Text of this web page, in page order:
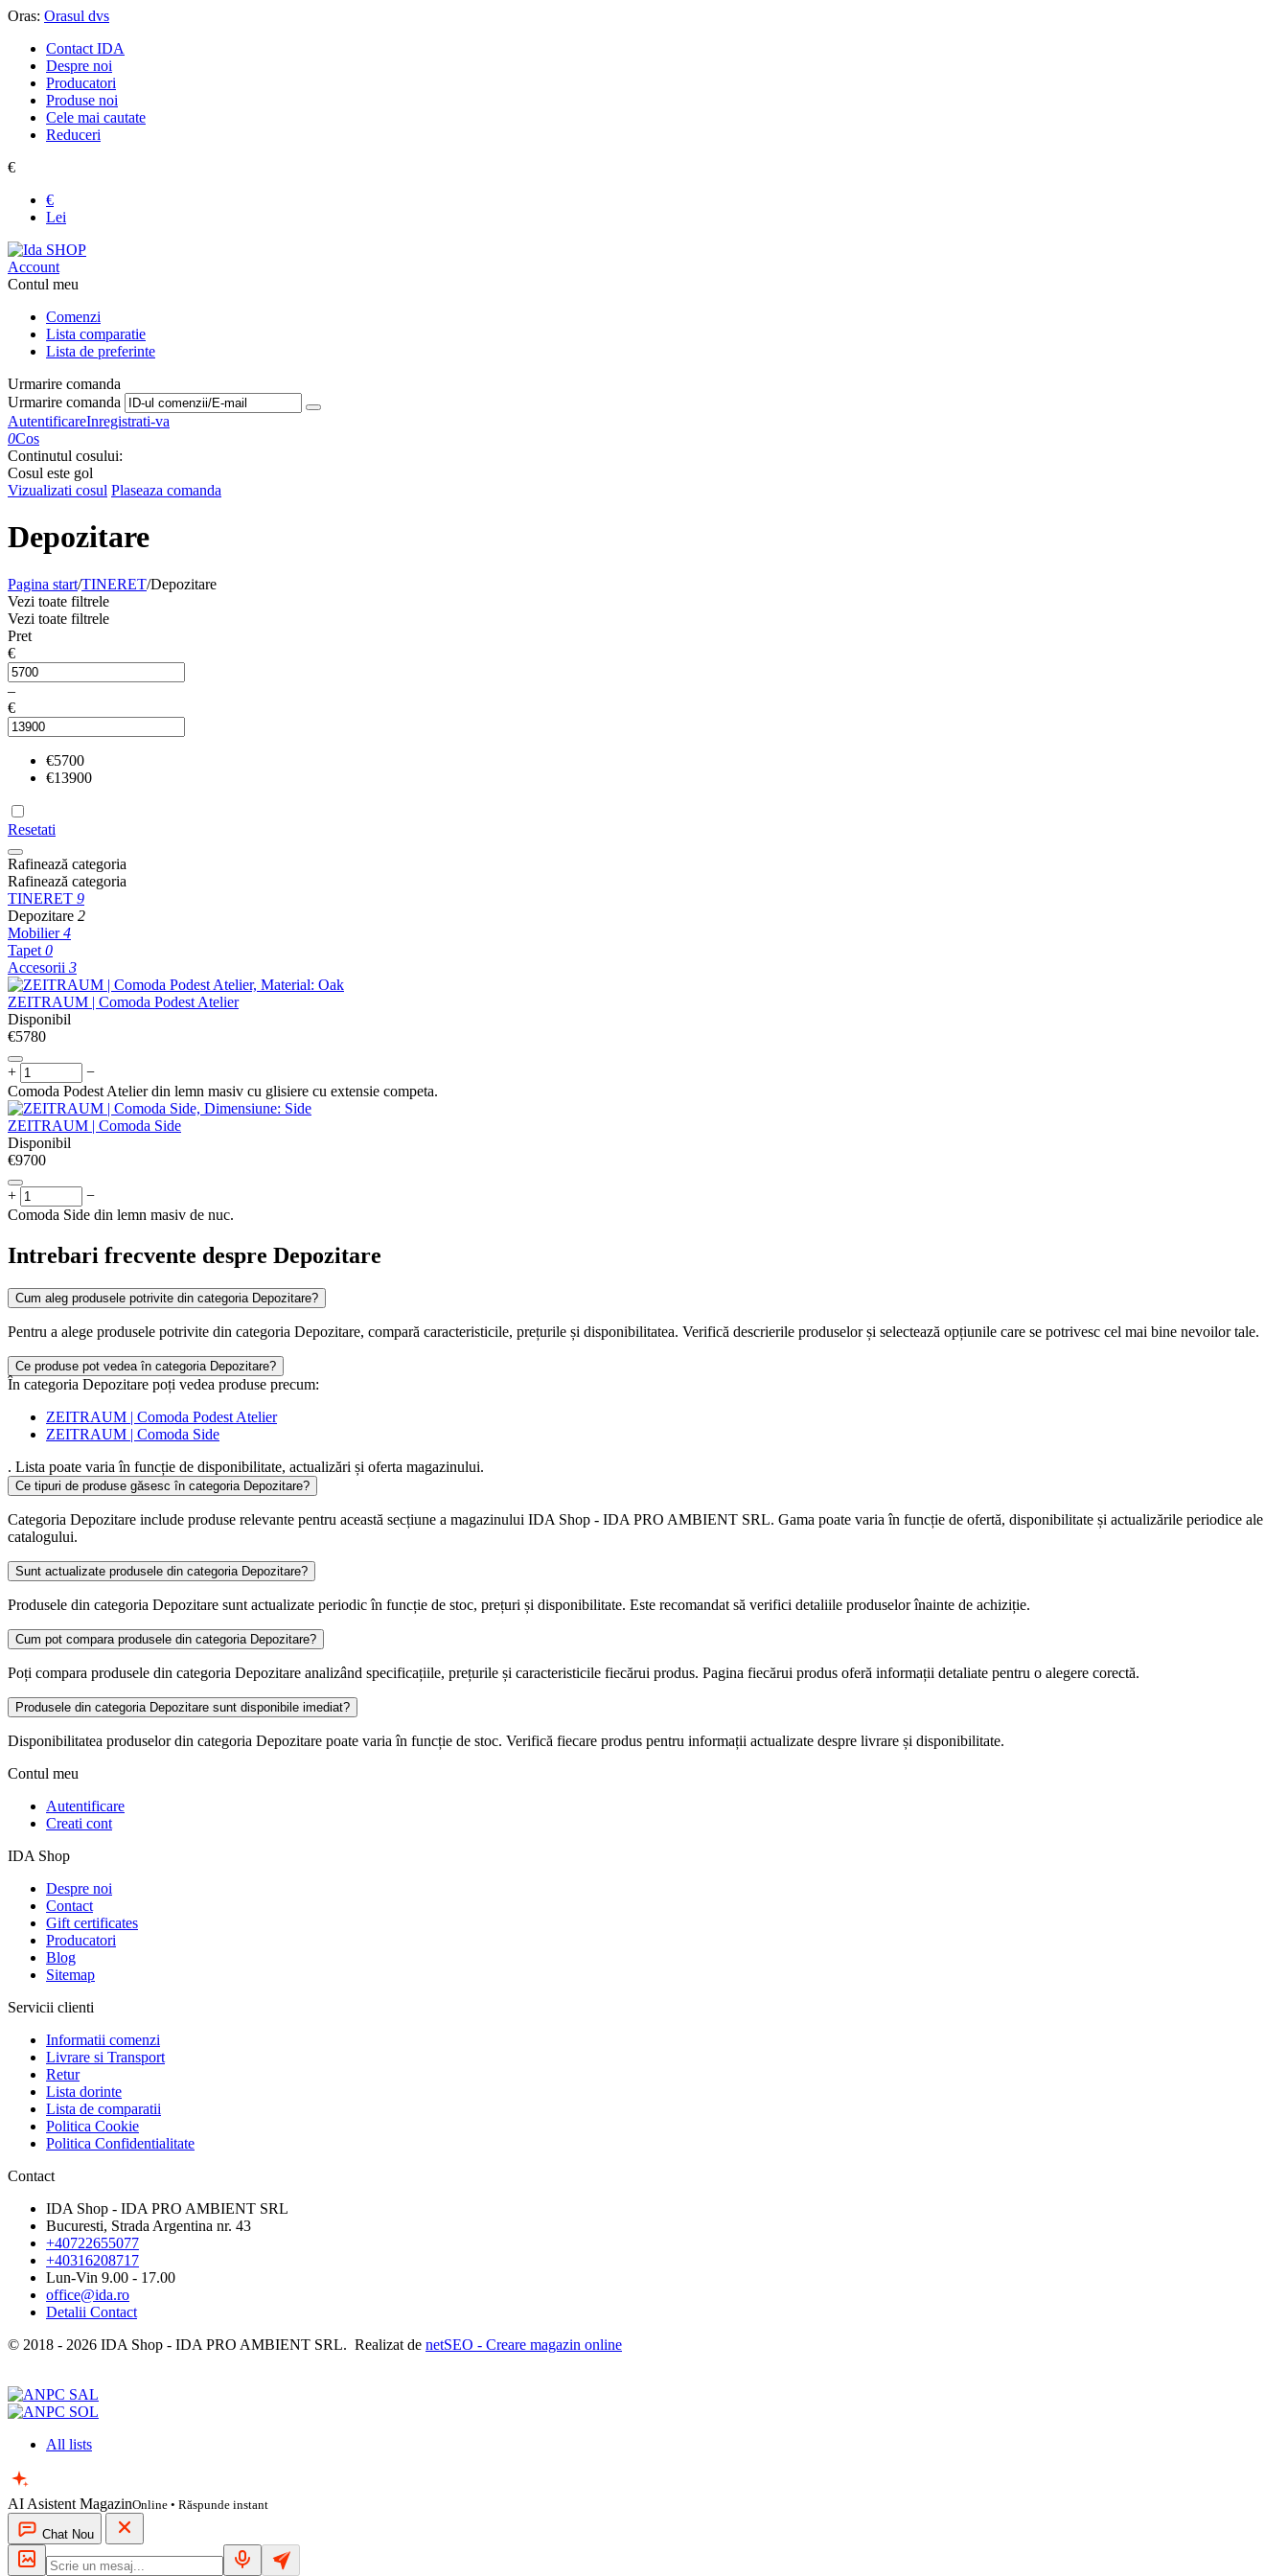
Oras: Orasul dvs
Contact IDA
Despre noi
Producatori
Produse noi
Cele mai cautate
Reduceri
€
€
Lei
Account
Contul meu
Comenzi
Lista comparatie
Lista de preferinte
Urmarire comanda
Urmarire comanda
AutentificareInregistrati-va
0Cos
Continutul cosului:
Cosul este gol
Vizualizati cosul Plaseaza comanda
Depozitare
Pagina start/TINERET/Depozitare
Vezi toate filtrele
Vezi toate filtrele
Pret
€
–
€
€5700
€13900
Resetati
Rafinează categoria
Rafinează categoria
TINERET 9
Depozitare 2
Mobilier4
Tapet 0
Accesorii 3
ZEITRAUM | Comoda Podest Atelier
Disponibil
€‍5780‍
+
−
Comoda Podest Atelier din lemn masiv cu glisiere cu extensie competa.
ZEITRAUM | Comoda Side
Disponibil
€‍9700‍
+
−
Comoda Side din lemn masiv de nuc.
Intrebari frecvente despre Depozitare
Cum aleg produsele potrivite din categoria Depozitare?
Pentru a alege produsele potrivite din categoria Depozitare, compară caracteristicile, prețurile și disponibilitatea. Verifică descrierile produselor și selectează opțiunile care se potrivesc cel mai bine nevoilor tale.
Ce produse pot vedea în categoria Depozitare?
În categoria Depozitare poți vedea produse precum:
ZEITRAUM | Comoda Podest Atelier
ZEITRAUM | Comoda Side
. Lista poate varia în funcție de disponibilitate, actualizări și oferta magazinului.
Ce tipuri de produse găsesc în categoria Depozitare?
Categoria Depozitare include produse relevante pentru această secțiune a magazinului IDA Shop - IDA PRO AMBIENT SRL. Gama poate varia în funcție de ofertă, disponibilitate și actualizările periodice ale
catalogului.
Sunt actualizate produsele din categoria Depozitare?
Produsele din categoria Depozitare sunt actualizate periodic în funcție de stoc, prețuri și disponibilitate. Este recomandat să verifici detaliile produselor înainte de achiziție.
Cum pot compara produsele din categoria Depozitare?
Poți compara produsele din categoria Depozitare analizând specificațiile, prețurile și caracteristicile fiecărui produs. Pagina fiecărui produs oferă informații detaliate pentru o alegere corectă.
Produsele din categoria Depozitare sunt disponibile imediat?
Disponibilitatea produselor din categoria Depozitare poate varia în funcție de stoc. Verifică fiecare produs pentru informații actualizate despre livrare și disponibilitate.
Contul meu
Autentificare
Creati cont
IDA Shop
Despre noi
Contact
Gift certificates
Producatori
Blog
Sitemap
Servicii clienti
Informatii comenzi
Livrare si Transport
Retur
Lista dorinte
Lista de comparatii
Politica Cookie
Politica Confidentialitate
Contact
IDA Shop - IDA PRO AMBIENT SRL
Bucuresti, Strada Argentina nr. 43
+40722655077
+40316208717
Lun-Vin 9.00 - 17.00
office@ida.ro
Detalii Contact
© 2018 - 2026 IDA Shop - IDA PRO AMBIENT SRL. Realizat de netSEO - Creare magazin online
All lists
AI Asistent MagazinOnline • Răspunde instant
Chat Nou